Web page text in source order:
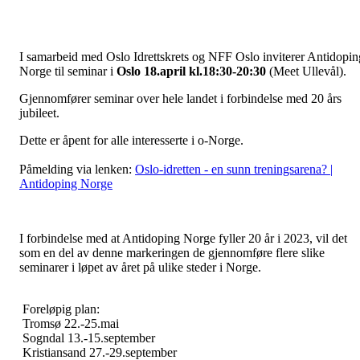
I samarbeid med Oslo Idrettskrets og NFF Oslo inviterer
Norge til seminar i Oslo 18.april kl.18:30-20:30 (Meet Ullevål).
Gjennomfører seminar over hele landet i forbindelse med 20 års
jubileet.
Dette er åpent for alle interesserte i o-Norge.
Påmelding via lenken: Oslo-idretten - en sunn treningsarena? |
Antidoping Norge
I forbindelse med at Antidoping Norge fyller 20 år i 2023, vil det
som en del av denne markeringen de gjennomføre flere slike
seminarer i løpet av året på ulike steder i Norge.
Foreløpig plan:
Tromsø 22.-25.mai
Sogndal 13.-15.september
Kristiansand 27.-29.september